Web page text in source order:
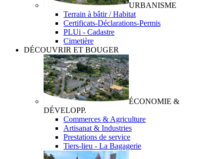
URBANISME
Terrain à bâtir / Habitat
Certificats-Déclarations-Permis
PLUi - Cadastre
Cimetière
DÉCOUVRIR ET BOUGER
ÉCONOMIE &
DÉVELOPP.
Commerces & Agriculture
Artisanat & Industries
Prestations de service
Tiers-lieu - La Bagagerie